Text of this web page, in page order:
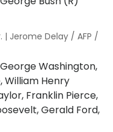
| Jerome Delay / AFP /
Washington,
William Henry
Franklin Pierce,
Gerald Ford,